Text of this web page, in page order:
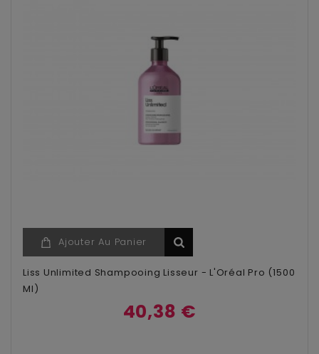
Ajouter Au Panier
Liss Unlimited Shampooing Lisseur - L'Oréal Pro (1500
Ml)
40,38 €